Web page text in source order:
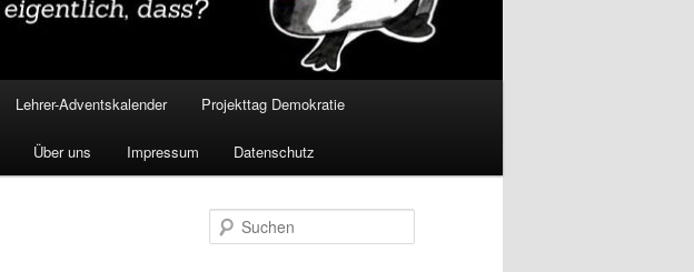
Lehrer-Adventskalender Projekttag Demokratie
Über uns Impressum Datenschutz
u